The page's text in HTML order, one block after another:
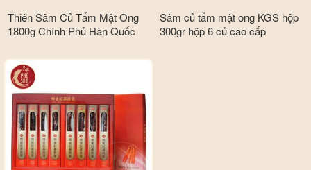
Thiên Sâm Củ Tẩm Mật Ong
1800g Chính Phủ Hàn Quốc
Sâm củ tẩm mật ong KGS hộp
300gr hộp 6 củ cao cấp